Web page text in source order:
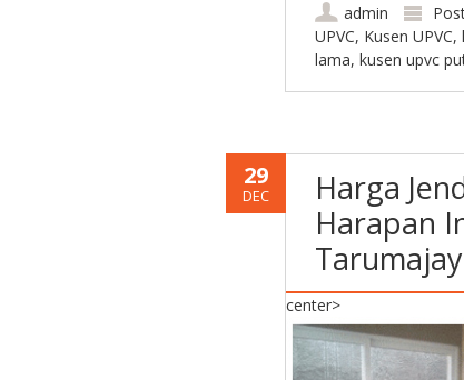
admin
UPVC, Kusen UPVC,
lama, kusen upvc
29
DEC
Harga
Harapan
center>